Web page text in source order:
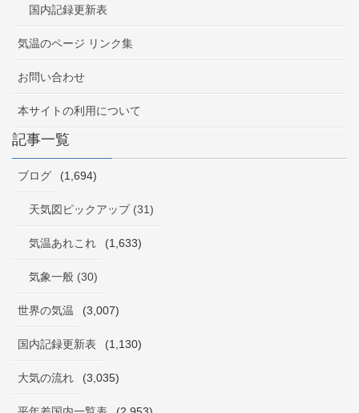
国内記録更新表
気温のページ リンク集
お問い合わせ
本サイトの利用について
記事一覧
ブログ (1,694)
天気図ピックアップ (31)
気温あれこれ (1,633)
気象一般 (30)
世界の気温 (3,007)
国内記録更新表 (1,130)
大気の流れ (3,035)